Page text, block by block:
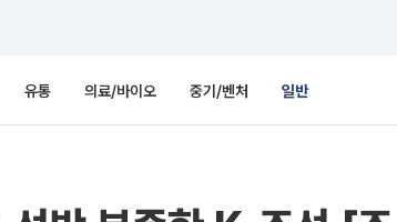
유통 의료/바이오 중기/벤처 일반